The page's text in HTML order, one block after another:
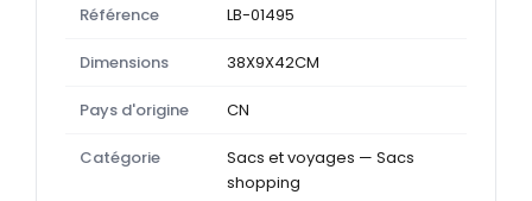
Référence LB-01495
Dimensions 38X9X42CM
Pays d'origine CN
Catégorie
Sacs et voyages — Sacs
shopping